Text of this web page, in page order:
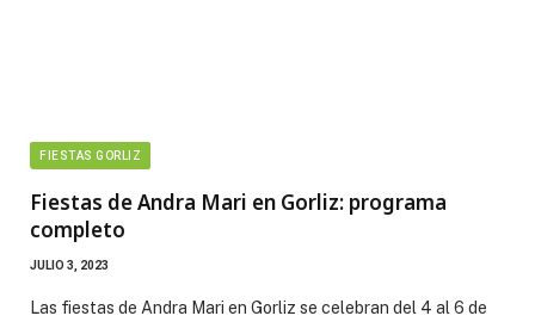
FIESTAS GORLIZ
Fiestas de Andra Mari en Gorliz: programa
completo
JULIO 3, 2023
Las fiestas de Andra Mari en Gorliz se celebran del 4 al 6 de